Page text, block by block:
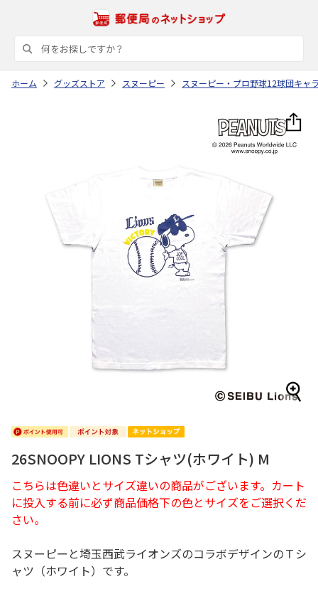
ホーム グッズストア スヌーピー スヌーピー・プロ野球12球団キャ
26SNOOPY LIONS Tシャツ(ホワイト) M
こちらは色違いとサイズ違いの商品がございます。カート
に投入する前に必ず商品価格下の色とサイズをご選択くだ
さい。
スヌーピーと埼玉西武ライオンズのコラボデザインのＴシ
ャツ（ホワイト）です。